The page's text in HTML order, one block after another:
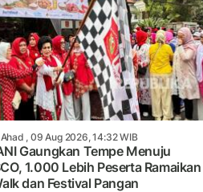
, 09 Aug 2026, 14:32 WIB
Gaungkan Tempe Menuju
1.000 Lebih Peserta Ramaikan
dan Festival Pangan